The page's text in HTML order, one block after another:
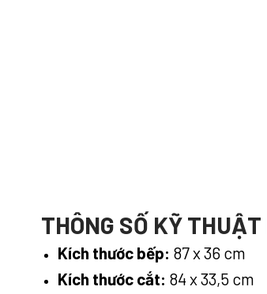
THÔNG SỐ KỸ THUẬT
Kích thước bếp: 87 x 36 cm
Kích thước cắt: 84 x 33,5 cm